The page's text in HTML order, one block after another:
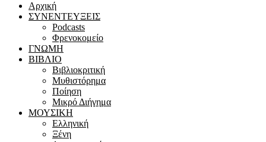
Αρχική
ΣΥΝΕΝΤΕΥΞΕΙΣ
Podcasts
Φρενοκομείο
ΓΝΩΜΗ
ΒΙΒΛΙΟ
Βιβλιοκριτική
Μυθιστόρημα
Ποίηση
Μικρό Διήγημα
ΜΟΥΣΙΚΗ
Ελληνική
Ξένη